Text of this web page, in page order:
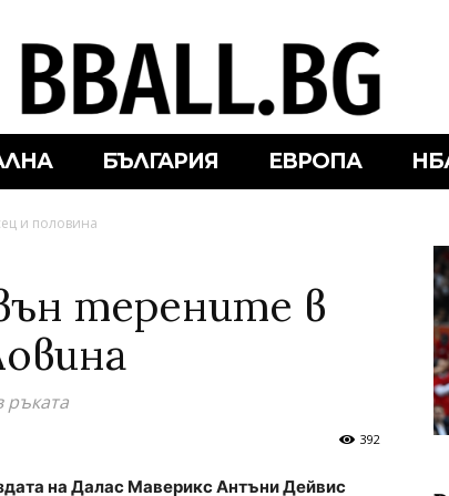
БЪЛГАРИЯ ЕВРОПА
и половина
терените в
ръката
392
на Далас Маверикс Антъни Дейвис